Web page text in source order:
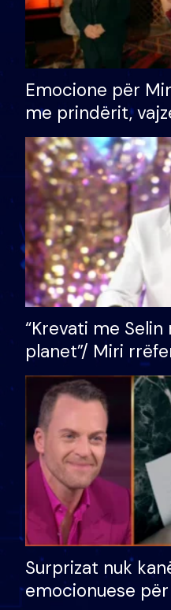
Emocione për
me prindërit,
bashkëshorten:
divorci apo jo?
“Krevati me
planet”/ Miri
bukura në
mungojë zilja e
Surprizat nuk
emocionuese